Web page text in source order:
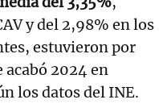
y del 2,98% en los
estuvieron por
acabó 2024 en
los datos del INE.